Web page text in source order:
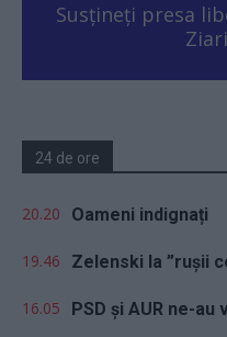
Susțineți presa
24 de ore
20.20 Oameni indignați
19.46 Zelenski la ”rușii
16.05 PSD și AUR ne-au